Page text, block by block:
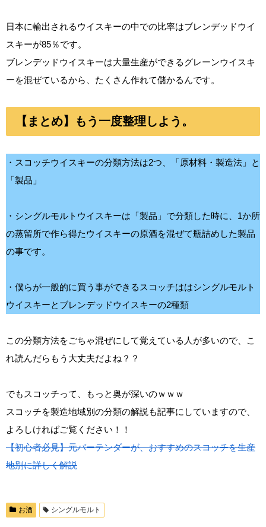
日本に輸出されるウイスキーの中での比率はブレンデッドウイ
スキーが85％です。
ブレンデッドウイスキーは大量生産ができるグレーンウイスキ
ーを混ぜているから、たくさん作れて儲かるんです。
【まとめ】もう一度整理しよう。
・スコッチウイスキーの分類方法は2つ、「原材料・製造法」と
「製品」
・シングルモルトウイスキーは「製品」で分類した時に、1か所
の蒸留所で作ら得たウイスキーの原酒を混ぜて瓶詰めした製品
の事です。
・僕らが一般的に買う事ができるスコッチははシングルモルト
ウイスキーとブレンデッドウイスキーの2種類
この分類方法をごちゃ混ぜにして覚えている人が多いので、こ
れ読んだらもう大丈夫だよね？？
でもスコッチって、もっと奥が深いのｗｗｗ
スコッチを製造地域別の分類の解説も記事にしていますので、
よろしければご覧ください！！
【初心者必見】元バーテンダーが、おすすめのスコッチを生産
地別に詳しく解説
お酒 シングルモルト